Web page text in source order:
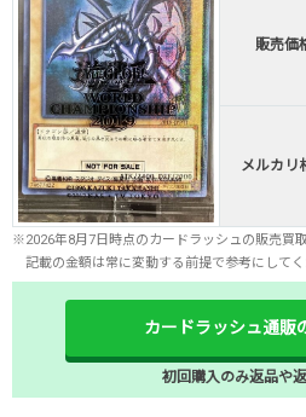
販売価
メルカリ
※2026年8月7日時点のカードラッシュの販売買
記載の金額は常に変動する前提で参考にしてく
カードラッシュ通販
初回購入のみ返品や